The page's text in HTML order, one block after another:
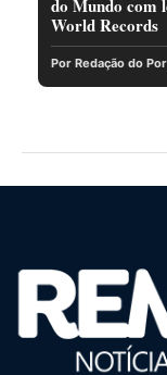
do Mundo com
World Records
Por Redação do